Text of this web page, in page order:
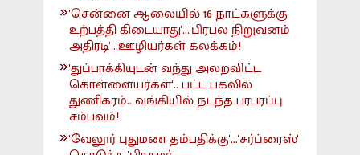
'சென்னை ஆலையில் 16 நாட்களுக்கு
உற்பத்தி கிடையாது'...'பிரபல நிறுவனம்
அதிரடி'...ஊழியர்கள் கலக்கம்!
'துப்பாக்கியுடன் வந்து அலறவிட்ட
கொள்ளையர்கள்'.. பட்ட பகலில்
துணிகரம்.. வங்கியில் நடந்த பரபரப்பு
சம்பவம்!
'வேலூர் புதுமண தம்பதிக்கு'...'சர்ப்ரைஸ்'